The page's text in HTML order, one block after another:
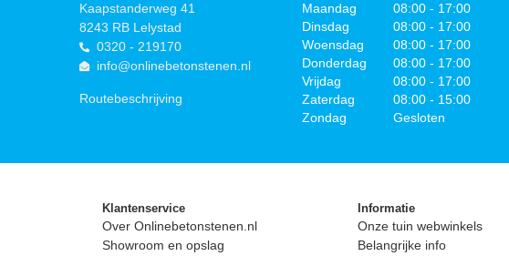
Kaapstanderweg 41
8243 RB Lelystad
0320 - 219170
info@onlinebetonstenen.nl
Routebeschrijving
Maandag
08:00 - 17:00
Dinsdag
08:00 - 17:00
Woensdag
08:00 - 17:00
Donderdag
08:00 - 17:00
Vrijdag
08:00 - 17:00
Zaterdag
08:00 - 15:00
Zondag
Gesloten
Klantenservice
Over Onlinebetonstenen.nl
Showroom en opslag
Informatie
Onze tuin webwinkels
Belangrijke info